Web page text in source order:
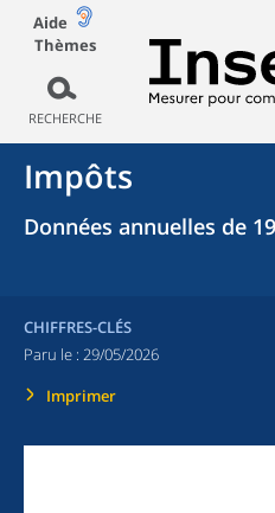
Aide
Thèmes
RECHERCHE
Impôts
Données annuelles de
CHIFFRES-CLÉS
Paru le : 29/05/2026
Imprimer